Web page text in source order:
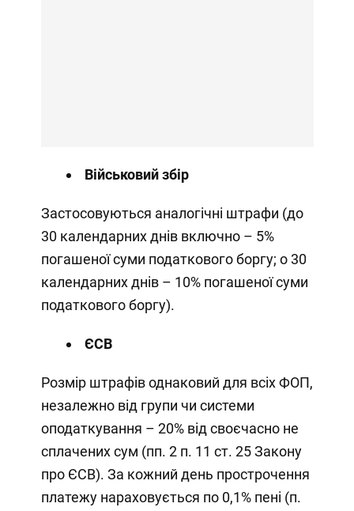
Військовий збір
Застосовуються аналогічні штрафи (до
30 календарних днів включно – 5%
погашеної суми податкового боргу; о 30
календарних днів – 10% погашеної суми
податкового боргу).
ЄСВ
Розмір штрафів однаковий для всіх ФОП,
незалежно від групи чи системи
оподаткування – 20% від своєчасно не
сплачених сум (пп. 2 п. 11 ст. 25 Закону
про ЄСВ). За кожний день прострочення
платежу нараховується по 0,1% пені (п.